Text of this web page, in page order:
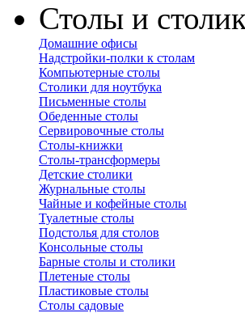
Столы и
Домашние офисы
Надстройки-полки к столам
Компьютерные столы
Столики для ноутбука
Письменные столы
Обеденные столы
Сервировочные столы
Столы-книжки
Столы-трансформеры
Детские столики
Журнальные столы
Чайные и кофейные столы
Туалетные столы
Подстолья для столов
Консольные столы
Барные столы и столики
Плетеные столы
Пластиковые столы
Столы садовые